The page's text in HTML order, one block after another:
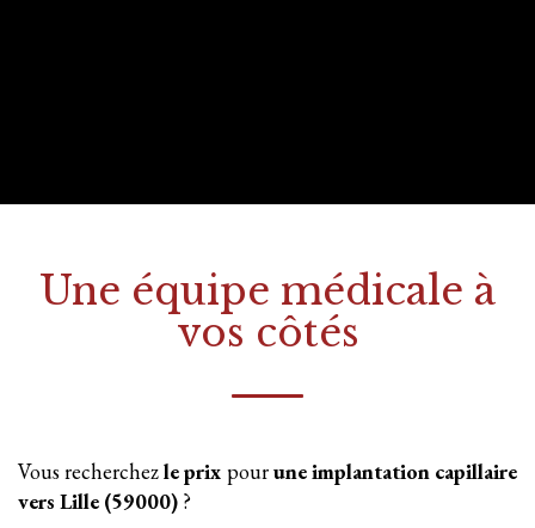
Une équipe médicale à
vos côtés
Vous recherchezle prix pourune implantation capillaire
vers Lille (59000) ?